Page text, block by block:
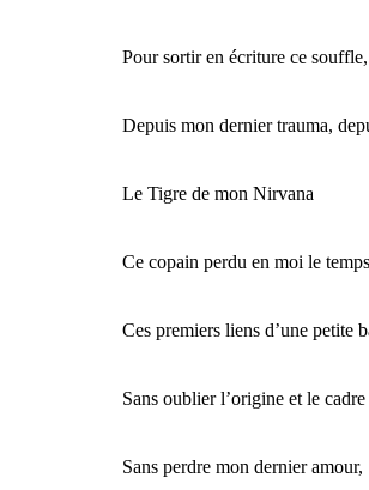
Pour sortir en écriture ce
Depuis mon dernier trauma,
Le Tigre de mon Nirvana
Ce copain perdu en moi le
Ces premiers liens d’une petite
Sans oublier l’origine et le
Sans perdre mon dernier amour,